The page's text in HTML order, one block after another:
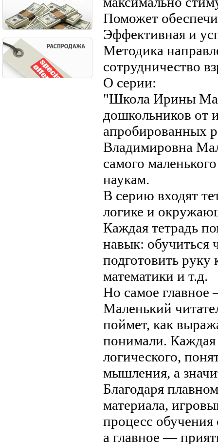
Поможет
Эффективная и
Методика
сотрудничество
О серии:
"Школа Ирины
дошкольников от
апробированных
Владимировна
самого
наукам.
В серию входят
логике и
Каждая тетрадь
навык: обучиться
подготовить руку
математики и т.д.
Но самое главное
Маленький
поймет, как
понимали. Каждая
логического,
мышления, а
Благодаря
материала,
процесс обучения
а главное —